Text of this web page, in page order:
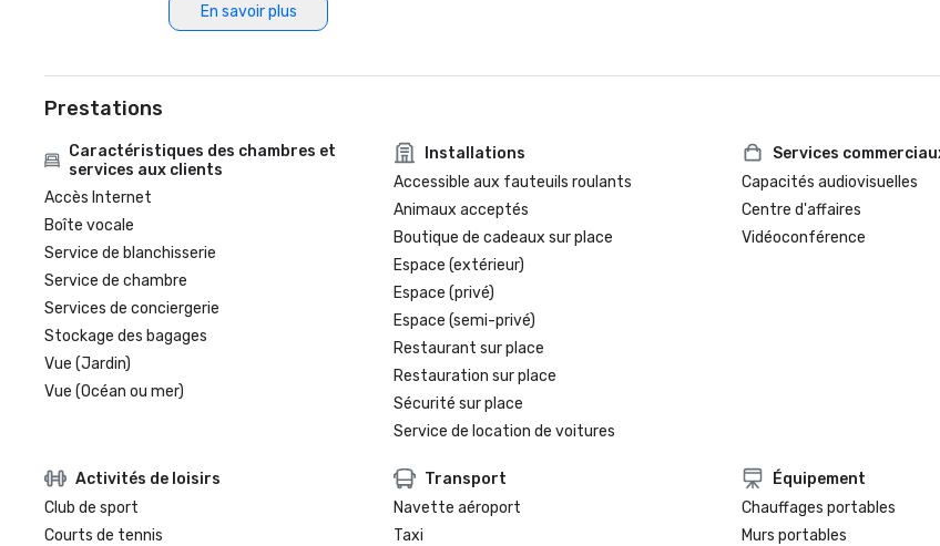
En savoir plus
Prestations
Caractéristiques des chambres et
services aux clients
Accès Internet
Boîte vocale
Service de blanchisserie
Service de chambre
Services de conciergerie
Stockage des bagages
Vue (Jardin)
Vue (Océan ou mer)
Installations
Accessible aux fauteuils roulants
Animaux acceptés
Boutique de cadeaux sur place
Espace (extérieur)
Espace (privé)
Espace (semi-privé)
Restaurant sur place
Restauration sur place
Sécurité sur place
Service de location de voitures
Services
Capacités audiovisuelles
Centre d'affaires
Vidéoconférence
Activités de loisirs
Club de sport
Courts de tennis
Transport
Navette aéroport
Taxi
Équipement
Chauffages portables
Murs portables